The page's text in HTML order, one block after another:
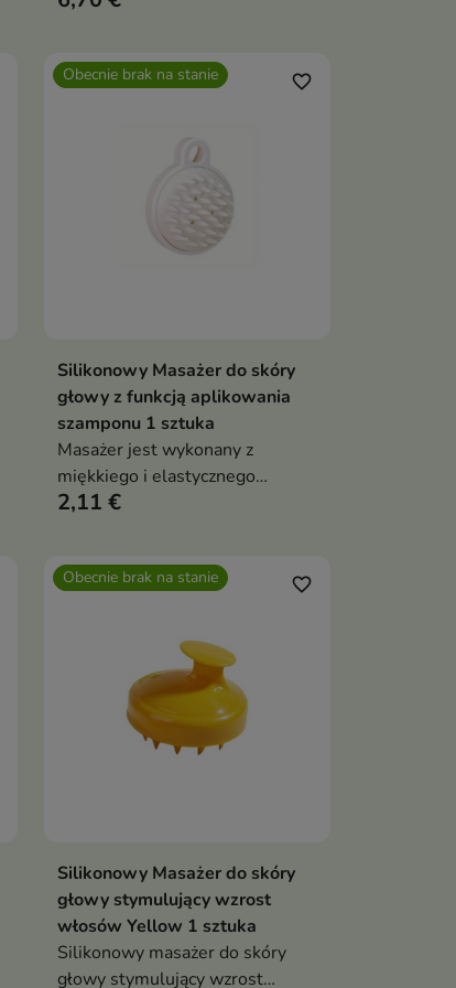
Obecnie brak na stanie
Pokaż szczegóły
favorite_border
Silikonowy Masażer do skóry
głowy z funkcją aplikowania
szamponu 1 sztuka
Masażer jest wykonany z
miękkiego i elastycznego
silikonu, który jest delikatny dla
2,11 €
Obecnie brak na stanie
Pokaż szczegóły
favorite_border
Silikonowy Masażer do skóry
głowy stymulujący wzrost
włosów Yellow 1 sztuka
Silikonowy masażer do skóry
głowy stymulujący wzrost